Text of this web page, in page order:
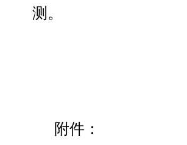
测。
附件：